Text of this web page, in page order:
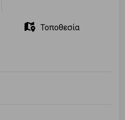
Τοποθεσία